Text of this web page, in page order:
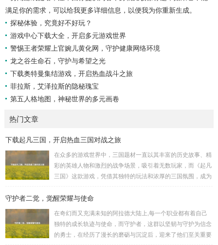
满足你的需求，可以给我更多详细信息，以便我为你重新生成。
探秘体验，究竟好不好玩？
游戏中心下载大全，开启多元游戏世界
警惕王者荣耀上官婉儿黄化网，守护健康网络环境
龙之谷生命石，守护与希望之光
下载奥特曼集结游戏，开启热血战斗之旅
菲拉斯，艾泽拉斯的隐秘瑰宝
第五人格地图，神秘世界的多元画卷
热门文章
下载起凡三国，开启热血三国对战之旅
在众多的游戏世界中，三国题材一直以其丰富的历史故事、精
彩的英雄人物和激烈的战争场景，吸引着无数玩家，而《起凡
三国》这款游戏，凭借其独特的玩法和浓厚的三国氛围，成为
何进行起凡三国下载,开启一段热血的三国对战之旅。 《起凡
以化身为三国时期的知名将领，如勇猛无双的吕布、足智多谋
的诸葛亮、忠义双全的关羽等，率领自己的军队在战场上冲锋
陷阵、排兵布阵，游戏中的每一场战斗都充满了变...
守护者二觉，觉醒荣耀与使命
在奇幻而又充满未知的阿拉德大陆上,每一个职业都有着自己
独特的成长轨迹与使命，而守护者，这群以坚韧与守护为信念
的勇士，在经历了漫长的磨砺与沉淀后，迎来了他们至关重要